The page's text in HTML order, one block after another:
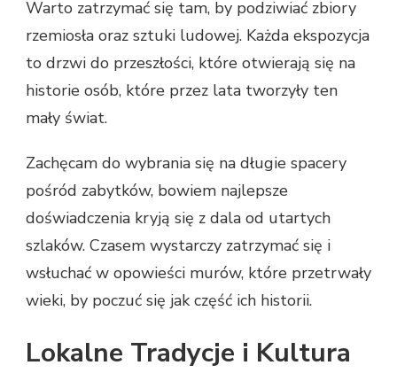
Warto zatrzymać się tam, by podziwiać zbiory
rzemiosła oraz sztuki ludowej. Każda ekspozycja
to drzwi do przeszłości, które otwierają się na
historie osób, które przez lata tworzyły ten
mały świat.
Zachęcam do wybrania się na długie spacery
pośród zabytków, bowiem najlepsze
doświadczenia kryją się z dala od utartych
szlaków. Czasem wystarczy zatrzymać się i
wsłuchać w opowieści murów, które przetrwały
wieki, by poczuć się jak część ich historii.
Lokalne Tradycje i Kultura